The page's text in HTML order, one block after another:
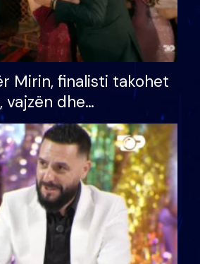
Mirin, finalisti takohet
dhe
S’kemi ndonjë letër